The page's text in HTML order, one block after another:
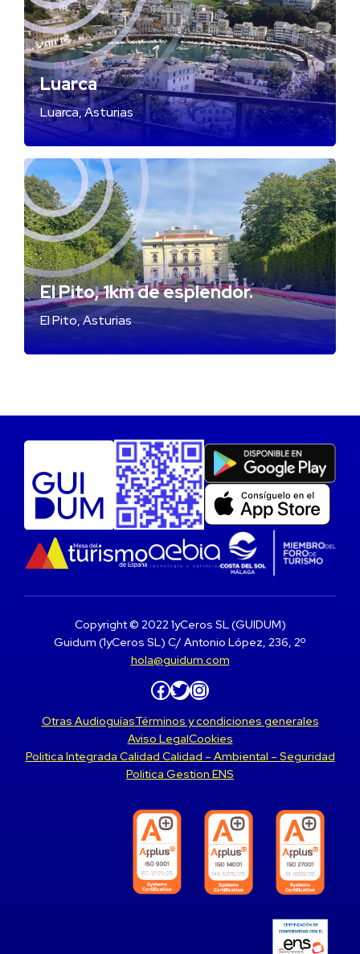
Luarca
Luarca, Asturias
El Pito, 1km de esplendor.
El Pito, Asturias
Copyright © 2022 1yCeros SL (GUIDUM)
Guidum (1yCeros SL) C/ Antonio López, 236, 2º
hola@guidum.com
Facebook Twitter Instagram
Otras AudioguíasTérminos y condiciones generales
Aviso LegalCookies
Politica Integrada Calidad Calidad – Ambiental – Seguridad
Politica Gestion ENS